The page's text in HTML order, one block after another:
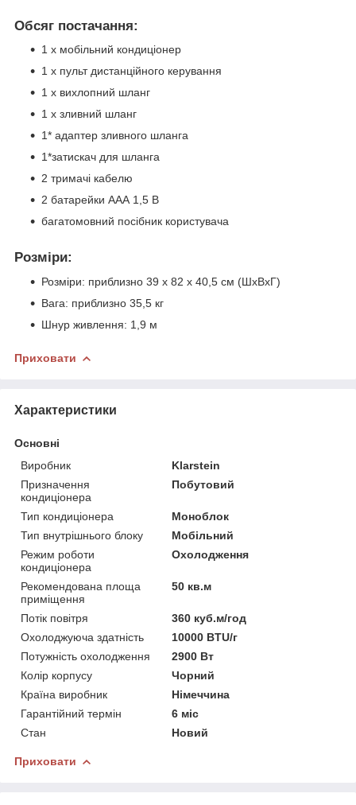
Обсяг постачання:
1 х мобільний кондиціонер
1 х пульт дистанційного керування
1 х вихлопний шланг
1 х зливний шланг
1* адаптер зливного шланга
1*затискач для шланга
2 тримачі кабелю
2 батарейки ААА 1,5 В
багатомовний посібник користувача
Розміри:
Розміри: приблизно 39 х 82 х 40,5 см (ШхВхГ)
Вага: приблизно 35,5 кг
Шнур живлення: 1,9 м
Приховати
Характеристики
Основні
Виробник
Klarstein
Призначення
кондиціонера
Побутовий
Тип кондиціонера
Моноблок
Тип внутрішнього блоку
Мобільний
Режим роботи
кондиціонера
Охолодження
Рекомендована площа
приміщення
50 кв.м
Потік повітря
360 куб.м/год
Охолоджуюча здатність
10000 BTU/г
Потужність охолодження
2900 Вт
Колір корпусу
Чорний
Країна виробник
Німеччина
Гарантійний термін
6 міс
Стан
Новий
Приховати